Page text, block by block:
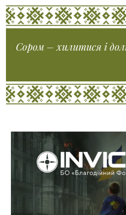
Сором – хилитися і